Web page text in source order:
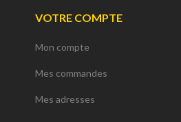
VOTRE COMPTE
Mon compte
Mes commandes
Mes adresses